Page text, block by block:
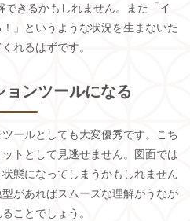
きるかもしれません。また「イ
」というような状況を生まないた
れるはずです。
ョンツールになる
ールとしても大変優秀です。こち
トとして見逃せません。図面では
態になってしまうかもしれません
があればスムーズな理解がうなが
ことでしょう。